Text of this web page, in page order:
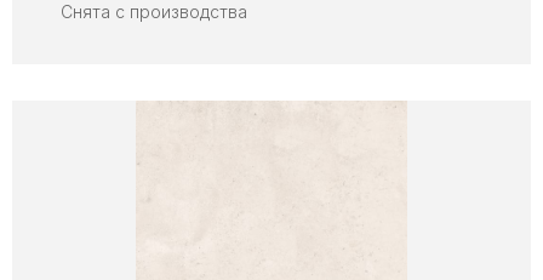
Снята с производства